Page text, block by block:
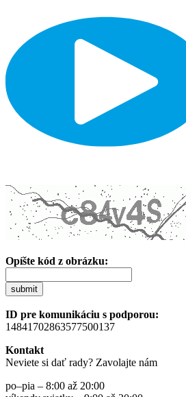
Opíšte kód z obrázku:
submit
ID pre komunikáciu s podporou:
14841702863577500137
Kontakt
Neviete si dať rady? Zavolajte nám
po–pia – 8:00 až 20:00